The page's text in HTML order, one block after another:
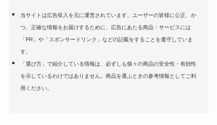
当サイトは広告収入を元に運営されています。ユーザーの皆様に公正、か
つ、正確な情報をお届けするために、広告にあたる商品・サービスには
「PR」や「スポンサードリンク」などの記載をすることを遵守していま
す。
「選び方」で紹介している情報は、必ずしも個々の商品の安全性・有効性
を示しているわけではありません。商品を選ぶときの参考情報としてご利
用ください。